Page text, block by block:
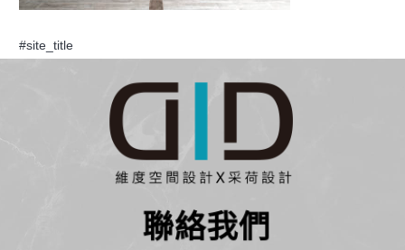
#site_title
聯絡我們